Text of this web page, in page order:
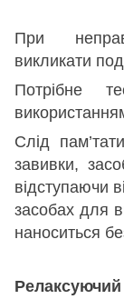
При
викликати
Потрібне
Слід
завивки,
відступаючи
засобах для
наноситься
Релаксуючий